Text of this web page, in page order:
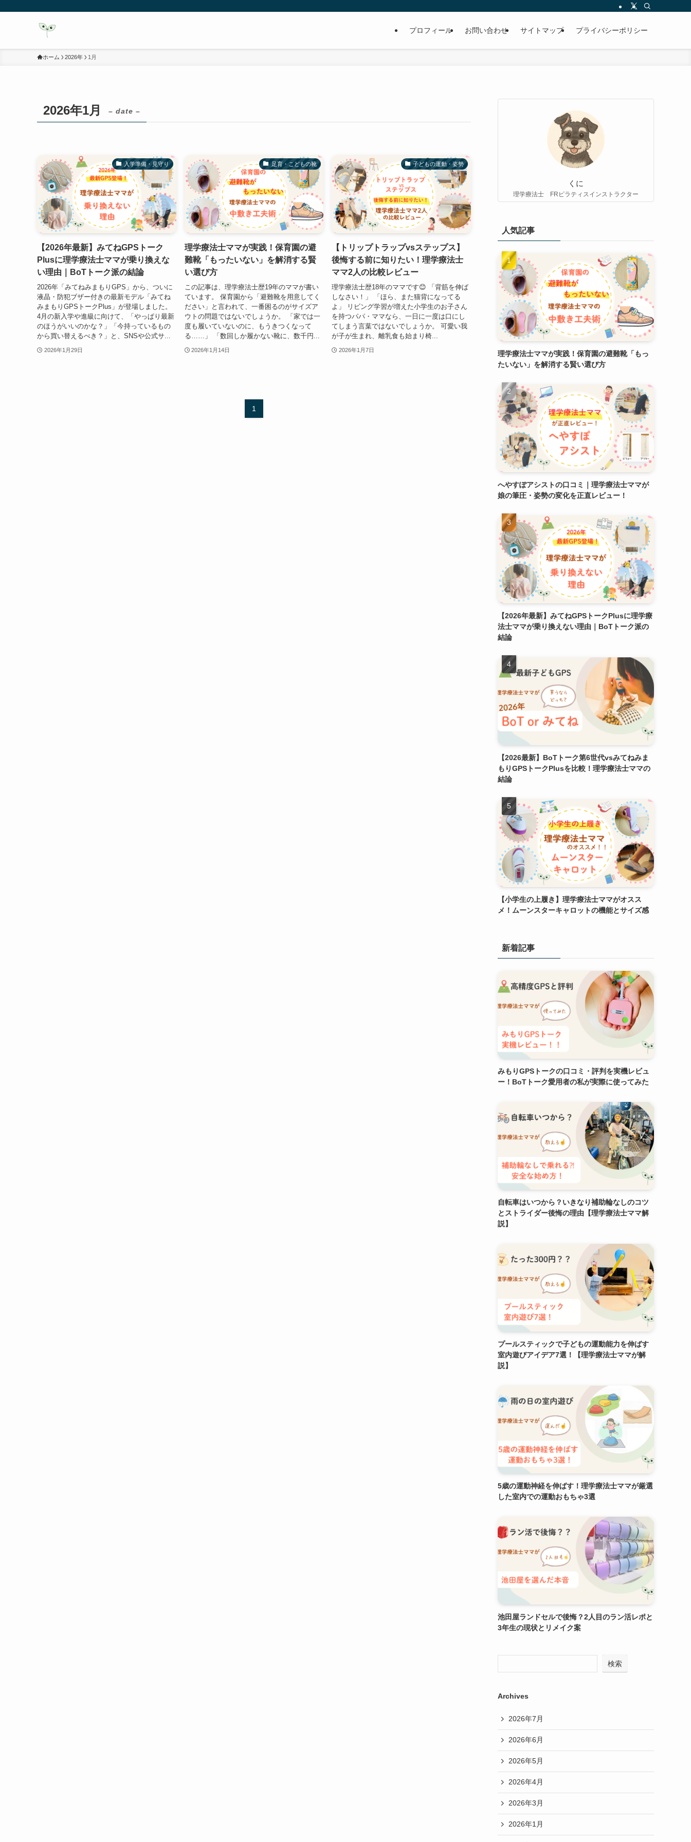
プロフィール お問い合わせ サイトマップ プライバシーポリシー
ホーム 2026年 1月
2026年1月 – date –
入学準備・見守り
【2026年最新】みてねGPSトーク
Plusに理学療法士ママが乗り換えな
い理由｜BoTトーク派の結論
2026年「みてねみまもりGPS」から、ついに
液晶・防犯ブザー付きの最新モデル「みてね
みまもりGPSトークPlus」が登場しました。
4月の新入学や進級に向けて、「やっぱり最新
のほうがいいのかな？」「今持っているもの
から買い替えるべき？」と、SNSや公式サ...
2026年1月29日
足育・こどもの靴
理学療法士ママが実践！保育園の避
難靴「もったいない」を解消する賢
い選び方
この記事は、理学療法士歴19年のママが書い
ています。 保育園から「避難靴を用意してく
ださい」と言われて、一番困るのがサイズア
ウトの問題ではないでしょうか。 「家では一
度も履いていないのに、もうきつくなって
る……」 「数回しか履かない靴に、数千円...
2026年1月14日
子どもの運動・姿勢
【トリップトラップvsステップス】
後悔する前に知りたい！理学療法士
ママ2人の比較レビュー
理学療法士歴18年のママです😊 「背筋を伸ば
しなさい！」 「ほら、また猫背になってる
よ」 リビング学習が増えた小学生のお子さん
を持つパパ・ママなら、一日に一度は口にし
てしまう言葉ではないでしょうか。 可愛い我
が子が生まれ、離乳食も始まり椅...
2026年1月7日
1
くに
理学療法士 FRピラティスインストラクター
人気記事
理学療法士ママが実践！保育園の避難靴「もっ
たいない」を解消する賢い選び方
へやすぽアシストの口コミ｜理学療法士ママが
娘の筆圧・姿勢の変化を正直レビュー！
【2026年最新】みてねGPSトークPlusに理学療
法士ママが乗り換えない理由｜BoTトーク派の
結論
【2026最新】BoTトーク第6世代vsみてねみま
もりGPSトークPlusを比較！理学療法士ママの
結論
【小学生の上履き】理学療法士ママがオスス
メ！ムーンスターキャロットの機能とサイズ感
新着記事
みもりGPSトークの口コミ・評判を実機レビュ
ー！BoTトーク愛用者の私が実際に使ってみた
自転車はいつから？いきなり補助輪なしのコツ
とストライダー後悔の理由【理学療法士ママ解
説】
プールスティックで子どもの運動能力を伸ばす
室内遊びアイデア7選！【理学療法士ママが解
説】
5歳の運動神経を伸ばす！理学療法士ママが厳選
した室内での運動おもちゃ3選
池田屋ランドセルで後悔？2人目のラン活レポと
3年生の現状とリメイク案
検索
Archives
2026年7月
2026年6月
2026年5月
2026年4月
2026年3月
2026年1月